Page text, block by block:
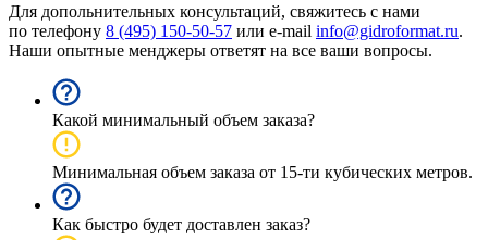
Для допольнительных консультаций, свяжитесь с нами
по телефону 8 (495) 150-50-57 или e-mail info@gidroformat.ru.
Наши опытные менджеры ответят на все ваши вопросы.
Какой минимальный объем заказа?
Минимальная объем заказа от 15-ти кубических метров.
Как быстро будет доставлен заказ?